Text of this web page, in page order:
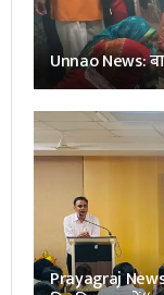
Unnao News:
Prayagraj